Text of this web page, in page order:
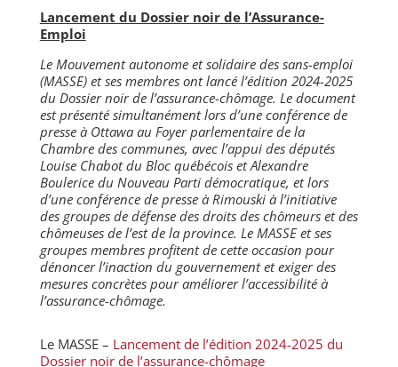
Lancement du Dossier noir de l’Assurance-
Emploi
Le Mouvement autonome et solidaire des sans-emploi
(MASSE) et ses membres ont lancé l’édition 2024-2025
du Dossier noir de l’assurance-chômage. Le document
est présenté simultanément lors d’une conférence de
presse à Ottawa au Foyer parlementaire de la
Chambre des communes, avec l’appui des députés
Louise Chabot du Bloc québécois et Alexandre
Boulerice du Nouveau Parti démocratique, et lors
d’une conférence de presse à Rimouski à l’initiative
des groupes de défense des droits des chômeurs et des
chômeuses de l’est de la province. Le MASSE et ses
groupes membres profitent de cette occasion pour
dénoncer l’inaction du gouvernement et exiger des
mesures concrètes pour améliorer l’accessibilité à
l’assurance-chômage.
Le MASSE – Lancement de l’édition 2024-2025 du
Dossier noir de l’assurance-chômage